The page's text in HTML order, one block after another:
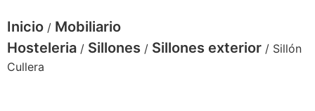
Inicio / Mobiliario
Hosteleria / Sillones / Sillones exterior / Sillón
Cullera